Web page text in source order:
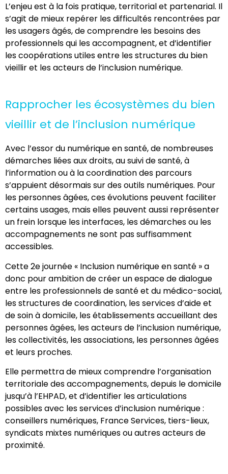
L’enjeu est à la fois pratique, territorial et partenarial. Il
s’agit de mieux repérer les difficultés rencontrées par
les usagers âgés, de comprendre les besoins des
professionnels qui les accompagnent, et d’identifier
les coopérations utiles entre les structures du bien
vieillir et les acteurs de l’inclusion numérique.
Rapprocher les écosystèmes du bien
vieillir et de l’inclusion numérique
Avec l’essor du numérique en santé, de nombreuses
démarches liées aux droits, au suivi de santé, à
l’information ou à la coordination des parcours
s’appuient désormais sur des outils numériques. Pour
les personnes âgées, ces évolutions peuvent faciliter
certains usages, mais elles peuvent aussi représenter
un frein lorsque les interfaces, les démarches ou les
accompagnements ne sont pas suffisamment
accessibles.
Cette 2e journée « Inclusion numérique en santé » a
donc pour ambition de créer un espace de dialogue
entre les professionnels de santé et du médico-social,
les structures de coordination, les services d’aide et
de soin à domicile, les établissements accueillant des
personnes âgées, les acteurs de l’inclusion numérique,
les collectivités, les associations, les personnes âgées
et leurs proches.
Elle permettra de mieux comprendre l’organisation
territoriale des accompagnements, depuis le domicile
jusqu’à l’EHPAD, et d’identifier les articulations
possibles avec les services d’inclusion numérique :
conseillers numériques, France Services, tiers-lieux,
syndicats mixtes numériques ou autres acteurs de
proximité.